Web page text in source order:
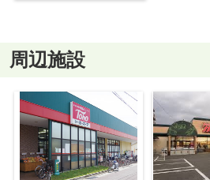
周辺施設